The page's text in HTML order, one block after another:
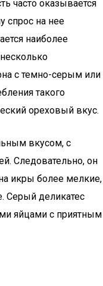
часто оказывается
спрос на нее
наиболее
с темно-серым или
такого
ореховый вкус.
вкусом, с
Следовательно, он
икры более мелкие,
Серый деликатес
яйцами с приятным